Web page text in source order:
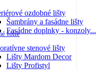
ozdobné lišty
Šambrány a fasádne lišty
Fasádne doplnky - konzoly...
stenové lišty
Lišty Mardom Decor
Lišty Profistyl